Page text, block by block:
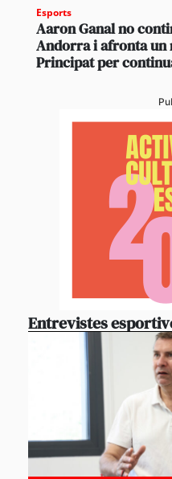
Esports
Aaron Ganal no
Andorra i afronta un
Principat per
Entrevistes